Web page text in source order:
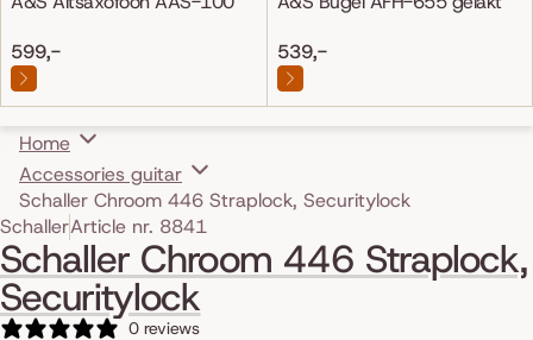
599,- 539,-
Home
Accessories guitar
Schaller Chroom 446 Straplock, Securitylock
Skip to product information
SchallerArticle nr. 8841
Schaller Chroom 446 Straplock,
Securitylock
0 reviews